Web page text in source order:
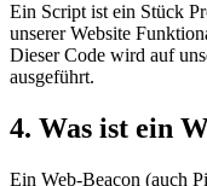
Ein Script ist ein Stück
unserer Website
Dieser Code wird auf
ausgeführt.
4. Was ist ein
Ein Web-Beacon (auch